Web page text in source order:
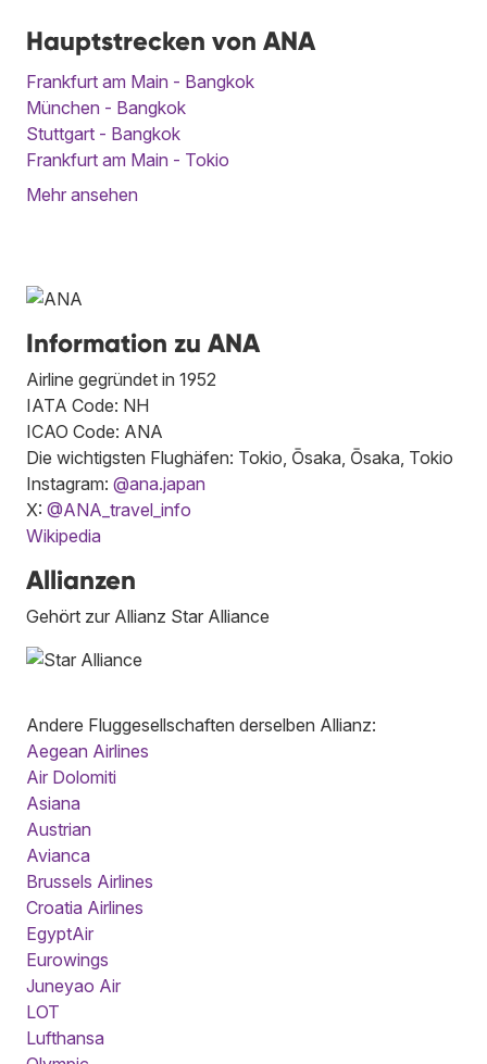
Hauptstrecken von ANA
Frankfurt am Main - Bangkok
München - Bangkok
Stuttgart - Bangkok
Frankfurt am Main - Tokio
Mehr ansehen
Information zu ANA
Airline gegründet in 1952
IATA Code: NH
ICAO Code: ANA
Die wichtigsten Flughäfen: Tokio, Ōsaka, Ōsaka, Tokio
Instagram: @ana.japan
X: @ANA_travel_info
Wikipedia
Allianzen
Gehört zur Allianz Star Alliance
Andere Fluggesellschaften derselben Allianz:
Aegean Airlines
Air Dolomiti
Asiana
Austrian
Avianca
Brussels Airlines
Croatia Airlines
EgyptAir
Eurowings
Juneyao Air
LOT
Lufthansa